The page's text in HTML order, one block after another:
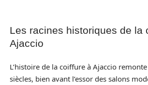
Les racines historiques de la
Ajaccio
L’histoire de la coiffure à Ajaccio
siècles, bien avant l’essor des salons